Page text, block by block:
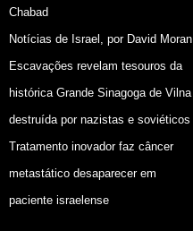
Chabad
Notícias de Israel, por David Moran
Escavações revelam tesouros da
histórica Grande Sinagoga de Vilna
destruída por nazistas e soviéticos
Tratamento inovador faz câncer
metastático desaparecer em
paciente israelense